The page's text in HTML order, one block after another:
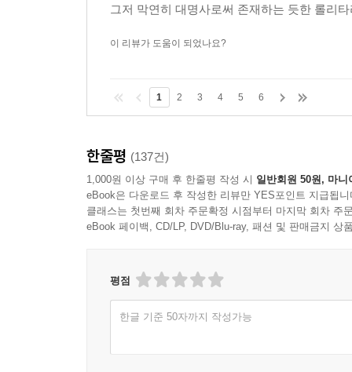
『롤리타』의 언어는 놀랍다. 마치 『율리시스』
금세기를 통틀어 유일하게 설득력 있는 러브스토
그저 막연히 대명사로써 존재하는 듯한 롤리
이 리뷰가 도움이 되었나요?
1 2 3 4 5 6
한줄평 (137건)
1,000원 이상 구매 후 한줄평 작성 시 일반회원 50원, 마니
eBook은 다운로드 후 작성한 리뷰만 YES포인트 지급됩니
클래스는 첫번째 회차 주문확정 시점부터 마지막 회차 주
eBook 페이백, CD/LP, DVD/Blu-ray, 패션 및 판매금지 상
평점
한글 기준 50자까지 작성가능